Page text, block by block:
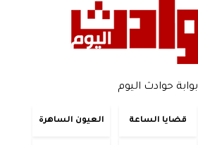
بوابة حوادث اليوم
قضايا الساعة العيون الساهرة